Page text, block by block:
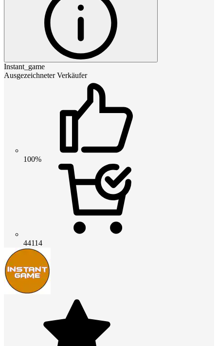
Instant_game
Ausgezeichneter Verkäufer
100%
44114